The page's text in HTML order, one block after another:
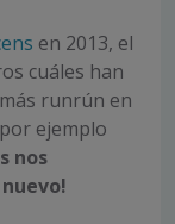
en 2013, el
cuáles han
runrún en
ejemplo
nos
nuevo!